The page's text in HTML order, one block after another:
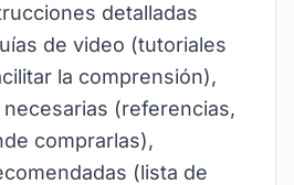
detalladas
de video (tutoriales
la comprensión),
(referencias,
comprarlas),
(lista de